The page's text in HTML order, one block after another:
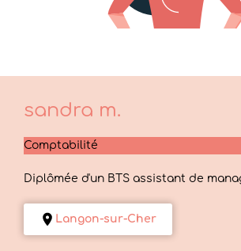
sandra m.
Comptabilité
Diplômée d'un BTS assistant de
Langon-sur-Cher